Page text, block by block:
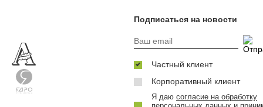
Подписаться на новости
Частный клиент
Корпоративный клиент
Я даю согласие на обработку